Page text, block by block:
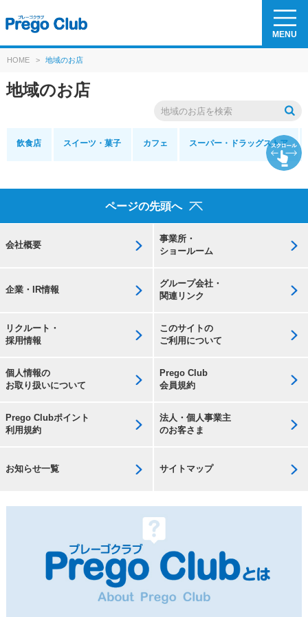
MENU
HOME > 地域のお店
地域のお店
飲食店 スイーツ ・菓子 カフェ スーパー・ ドラッグストア
ページの先頭へ
会社概要
事業所・
ショールーム
企業・IR情報
グループ会社・
関連リンク
リクルート・
採用情報
このサイトの
ご利用について
個人情報の
お取り扱いについて
Prego Club
会員規約
Prego Clubポイント
利用規約
法人・個人事業主
のお客さま
お知らせ一覧 サイトマップ